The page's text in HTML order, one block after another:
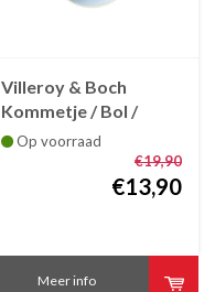
Villeroy & Boch
Kommetje / Bol /
Soepbowl Crafted
Op voorraad
€19,90
€13,90
Meer info